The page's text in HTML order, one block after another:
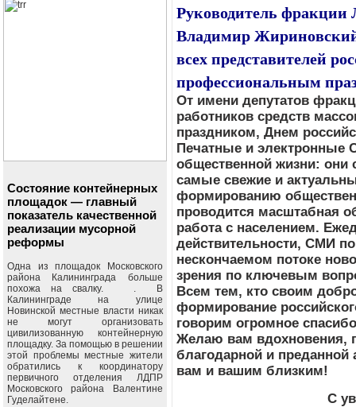
Руководитель
Владимир
всех представителей
профессиональным
От имени депутатов
работников средств
праздником, Днем
Печатные и электронные
общественной жизни: они
самые свежие и
формированию
проводится масштабная
работа с населением.
действительности, СМИ
нескончаемом потоке
зрения по ключевым
Всем тем, кто своим
формирование
говорим огромное
Желаю вам вдохновения,
благодарной и преданной
вам и вашим близким!
С
Состояние контейнерных
площадок — главный
показатель качественной
реализации мусорной
реформы
Одна из площадок Московского
района Калининграда больше
похожа на свалку. . В
Калининграде на улице
Новинской местные власти никак
не могут организовать
цивилизованную контейнерную
площадку. За помощью в решении
этой проблемы местные жители
обратились к координатору
первичного отделения ЛДПР
Московского района Валентине
Гуделайтене.